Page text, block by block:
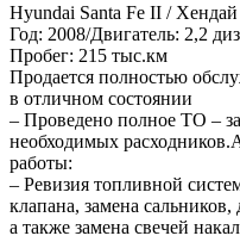
Hyundai Santa Fe II /
Год: 2008/Двигатель: 2,2
Пробег: 215 тыс.км
Продается полностью
в отличном состоянии
– Проведено полное ТО –
необходимых
работы:
– Ревизия топливной
клапана, замена
а также замена свечей